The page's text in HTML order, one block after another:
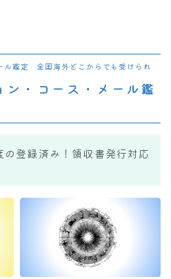
ル鑑定 全国海外どこからでも受けられ
ン・コース・メール鑑
の登録済み！領収書発行対応